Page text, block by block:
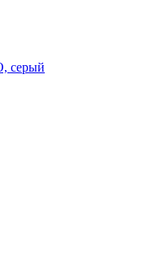
серый